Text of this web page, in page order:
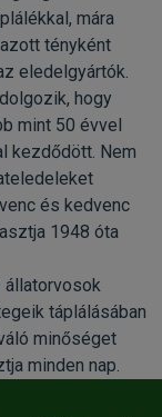
mára
tényként
eledelgyártók.
hogy
mint 50 évvel
kezdődött. Nem
és kedvenc
1948 óta
állatorvosok
táplálásában
minőséget
minden nap.